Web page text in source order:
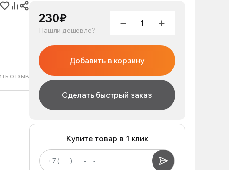
отзыв
230₽
Нашли дешевле?
Добавить в корзину
Сделать быстрый заказ
Купите товар в 1 клик